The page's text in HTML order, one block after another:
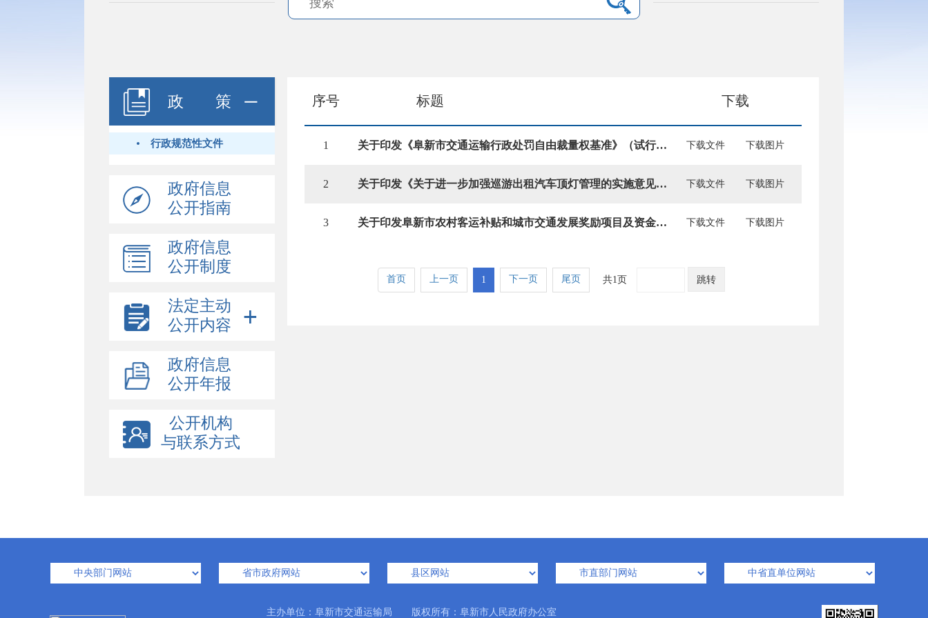
政 策
行政规范性文件
政府信息
公开指南
政府信息
公开制度
法定主动
公开内容
政府信息
公开年报
公开机构
与联系方式
序号 标题 下载
1 关于印发《阜新市交通运输行政处罚自由裁量权基准》（试行）的通知 下载文件 下载图片
2 关于印发《关于进一步加强巡游出租汽车顶灯管理的实施意见》的通知 下载文件 下载图片
3 关于印发阜新市农村客运补贴和城市交通发展奖励项目及资金管理办法（暂行）的通知 下载文件 下载图片
首页 上一页 1 下一页 尾页 共1页 跳转
主办单位：阜新市交通运输局 版权所有：阜新市人民政府办公室